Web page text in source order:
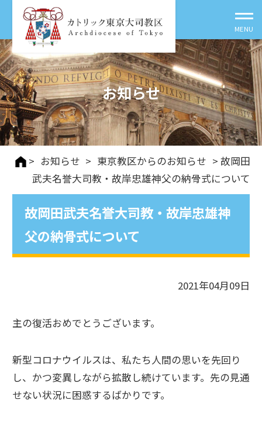
お知らせ
> お知らせ > 東京教区からのお知らせ > 故岡田
武夫名誉大司教・故岸忠雄神父の納骨式について
故岡田武夫名誉大司教・故岸忠雄神
父の納骨式について
2021年04月09日
主の復活おめでとうございます。
新型コロナウイルスは、私たち人間の思いを先回り
し、かつ変異しながら拡散し続けています。先の見通
せない状況に困惑するばかりです。